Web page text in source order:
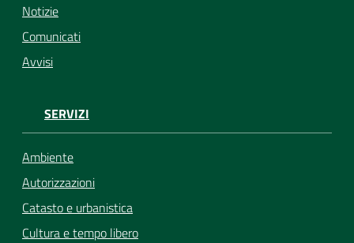
Notizie
Comunicati
Avvisi
SERVIZI
Ambiente
Autorizzazioni
Catasto e urbanistica
Cultura e tempo libero